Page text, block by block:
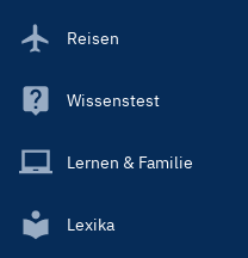
Reisen
Wissenstest
Lernen & Familie
Lexika